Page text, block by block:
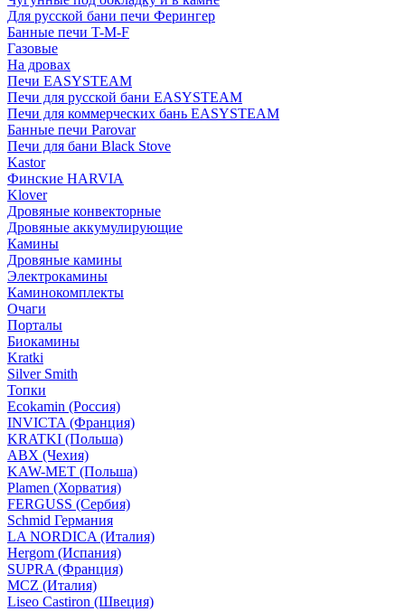
Для русской бани печи Ферингер
Банные печи T-M-F
Газовые
На дровах
Печи EASYSTEAM
Печи для русской бани EASYSTEAM
Печи для коммерческих бань EASYSTEAM
Банные печи Parovar
Печи для бани Black Stove
Kastor
Финские HARVIA
Klover
Дровяные конвекторные
Дровяные аккумулирующие
Камины
Дровяные камины
Электрокамины
Каминокомплекты
Очаги
Порталы
Биокамины
Kratki
Silver Smith
Топки
Ecokamin (Россия)
INVICTA (Франция)
KRATKI (Польша)
ABX (Чехия)
KAW-MET (Польша)
Plamen (Хорватия)
FERGUSS (Сербия)
Schmid Германия
LA NORDICA (Италия)
Hergom (Испания)
SUPRA (Франция)
MCZ (Италия)
Liseo Castiron (Швеция)